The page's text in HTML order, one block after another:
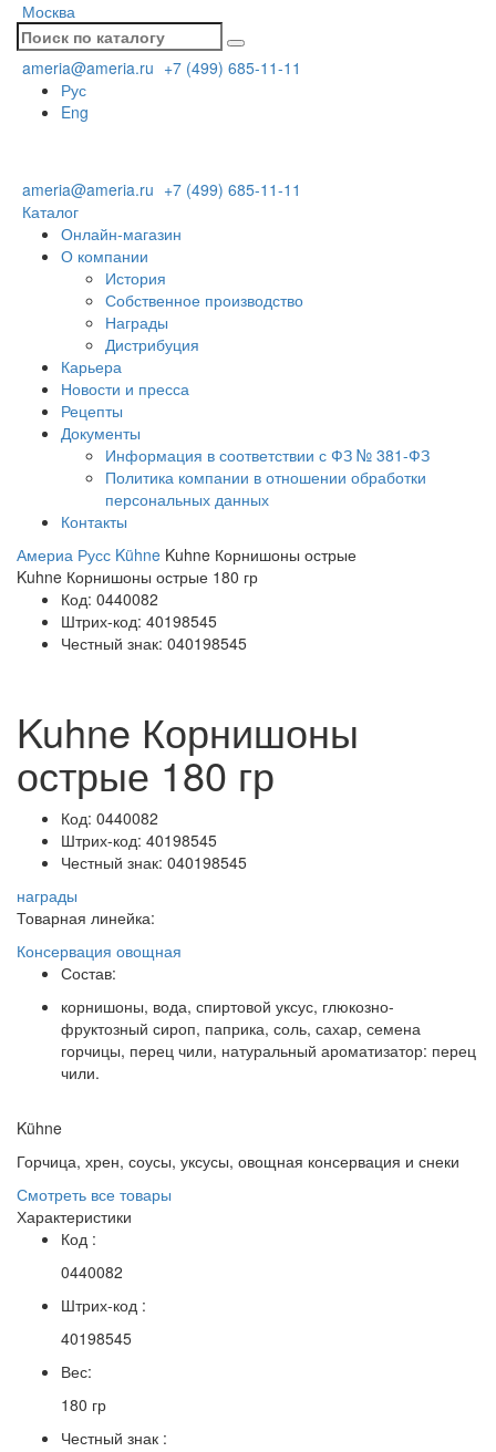
Москва
ameria@ameria.ru +7 (499) 685-11-11
Рус
Eng
ameria@ameria.ru +7 (499) 685-11-11
Каталог
Онлайн-магазин
О компании
История
Собственное производство
Награды
Дистрибуция
Карьера
Новости и пресса
Рецепты
Документы
Информация в соответствии с ФЗ № 381-ФЗ
Политика компании в отношении обработки
персональных данных
Контакты
Америа Русс Kühne Kuhne Корнишоны острые
Kuhne Корнишоны острые 180 гр
Код: 0440082
Штрих-код: 40198545
Честный знак: 040198545
Kuhne Корнишоны
острые 180 гр
Код: 0440082
Штрих-код: 40198545
Честный знак: 040198545
награды
Товарная линейка:
Консервация овощная
Состав:
корнишоны, вода, спиртовой уксус, глюкозно-
фруктозный сироп, паприка, соль, сахар, семена
горчицы, перец чили, натуральный ароматизатор: перец
чили.
Kühne
Горчица, хрен, соусы, уксусы, овощная консервация и снеки
Смотреть все товары
Характеристики
Код :
0440082
Штрих-код :
40198545
Вес:
180 гр
Честный знак :